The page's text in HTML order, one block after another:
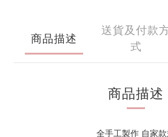
商品描述
送貨及付款
式
商品描述
全手工製作 自家